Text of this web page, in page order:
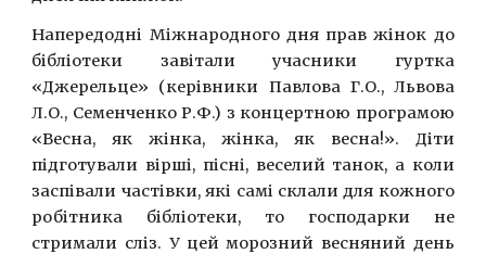
Напередодні Міжнародного дня прав жінок до
бібліотеки завітали учасники гуртка
«Джерельце» (керівники Павлова Г.О., Львова
Л.О., Семенченко Р.Ф.) з концертною програмою
«Весна, як жінка, жінка, як весна!». Діти
підготували вірші, пісні, веселий танок, а коли
заспівали частівки, які самі склали для кожного
робітника бібліотеки, то господарки не
стримали сліз. У цей морозний весняний день